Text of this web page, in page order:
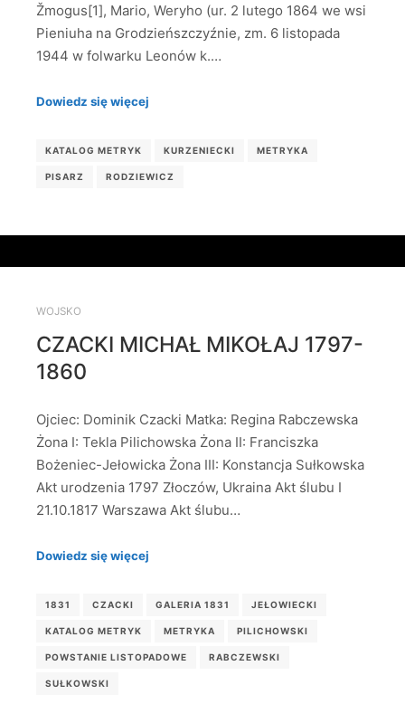
Žmogus[1], Mario, Weryho (ur. 2 lutego 1864 we wsi
Pieniuha na Grodzieńszczyźnie, zm. 6 listopada
1944 w folwarku Leonów k.…
Dowiedz się więcej
KATALOG METRYK KURZENIECKI METRYKA
PISARZ RODZIEWICZ
WOJSKO
CZACKI MICHAŁ MIKOŁAJ 1797-
1860
Ojciec: Dominik Czacki Matka: Regina Rabczewska
Żona I: Tekla Pilichowska Żona II: Franciszka
Bożeniec-Jełowicka Żona III: Konstancja Sułkowska
Akt urodzenia 1797 Złoczów, Ukraina Akt ślubu I
21.10.1817 Warszawa Akt ślubu…
Dowiedz się więcej
1831 CZACKI GALERIA 1831 JEŁOWIECKI
KATALOG METRYK METRYKA PILICHOWSKI
POWSTANIE LISTOPADOWE RABCZEWSKI
SUŁKOWSKI